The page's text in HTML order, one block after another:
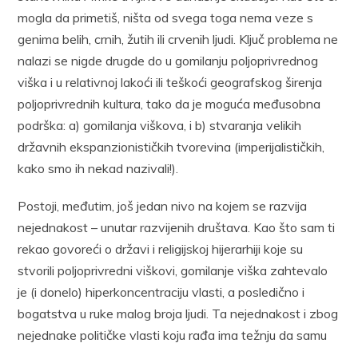
mogla da primetiš, ništa od svega toga nema veze s
genima belih, crnih, žutih ili crvenih ljudi. Ključ problema ne
nalazi se nigde drugde do u gomilanju poljoprivrednog
viška i u relativnoj lakoći ili teškoći geografskog širenja
poljoprivrednih kultura, tako da je moguća međusobna
podrška: a) gomilanja viškova, i b) stvaranja velikih
državnih ekspanzionističkih tvorevina (imperijalističkih,
kako smo ih nekad nazivali!).
Postoji, međutim, još jedan nivo na kojem se razvija
nejednakost – unutar razvijenih društava. Kao što sam ti
rekao govoreći o državi i religijskoj hijerarhiji koje su
stvorili poljoprivredni viškovi, gomilanje viška zahtevalo
je (i donelo) hiperkoncentraciju vlasti, a posledično i
bogatstva u ruke malog broja ljudi. Ta nejednakost i zbog
nejednake političke vlasti koju rađa ima težnju da samu